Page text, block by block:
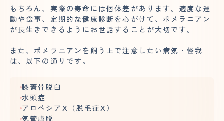
もちろん、実際の寿命には個体差があります。適度な運
動や食事、定期的な健康診断を心がけて、ポメラニアン
が長生きできるようにお世話することが大切です。
また、ポメラニアンを飼う上で注意したい病気・怪我
は、以下の通りです。
膝蓋骨脱臼
水頭症
アロペシアX（脱毛症X）
気管虚脱